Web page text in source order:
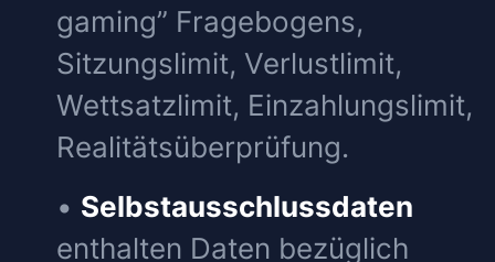
gaming” Fragebogens,
Sitzungslimit, Verlustlimit,
Wettsatzlimit, Einzahlungslimit,
Realitätsüberprüfung.
• Selbstausschlussdaten
enthalten Daten bezüglich